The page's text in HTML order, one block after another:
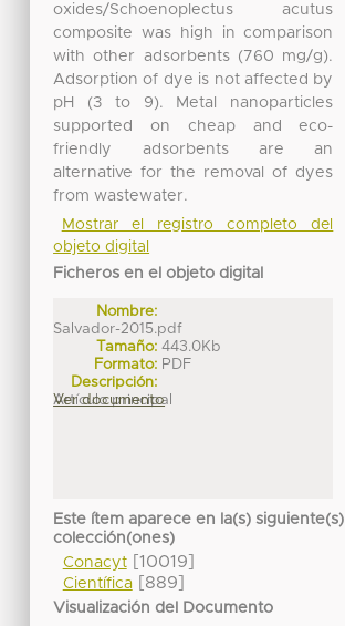
oxides/Schoenoplectus acutus
composite was high in comparison
with other adsorbents (760 mg/g).
Adsorption of dye is not affected by
pH (3 to 9). Metal nanoparticles
supported on cheap and eco-
friendly adsorbents are an
alternative for the removal of dyes
from wastewater.
Mostrar el registro completo del
objeto digital
Ficheros en el objeto digital
Nombre:
Salvador-2015.pdf
Tamaño: 443.0Kb
Formato: PDF
Descripción:
Artículo principal
Ver documento
Este ítem aparece en la(s) siguiente(s)
colección(ones)
Conacyt[10019]
Científica[889]
Visualización del Documento